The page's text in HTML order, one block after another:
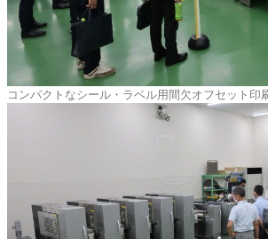
コンパクトなシール・ラベル用間欠オフセット印